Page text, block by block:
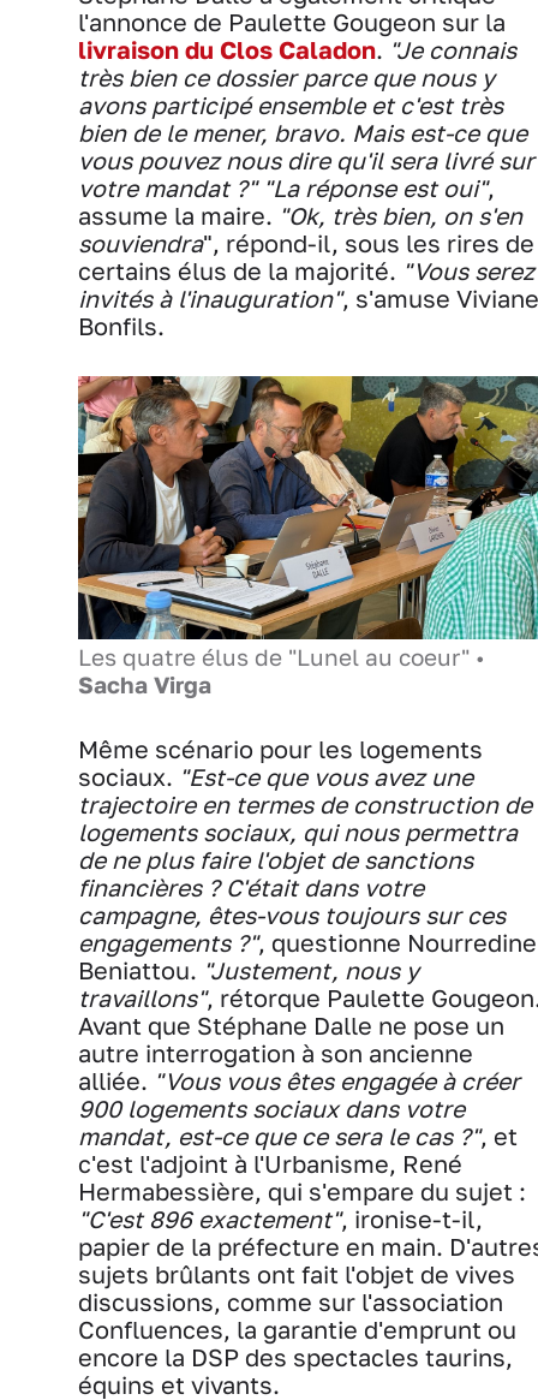
l'annonce de Paulette Gougeon sur la
livraison du Clos Caladon. "Je connais
très bien ce dossier parce que nous y
avons participé ensemble et c'est très
bien de le mener, bravo. Mais est-ce que
vous pouvez nous dire qu'il sera livré sur
votre mandat ?" "La réponse est oui",
assume la maire. "Ok, très bien, on s'en
souviendra", répond-il, sous les rires de
certains élus de la majorité. "Vous serez
invités à l'inauguration", s'amuse Viviane
Bonfils.
Les quatre élus de "Lunel au coeur" •
Sacha Virga
Même scénario pour les logements
sociaux. "Est-ce que vous avez une
trajectoire en termes de construction de
logements sociaux, qui nous permettra
de ne plus faire l'objet de sanctions
financières ? C'était dans votre
campagne, êtes-vous toujours sur ces
engagements ?", questionne Nourredine
Beniattou. "Justement, nous y
travaillons", rétorque Paulette
Avant que Stéphane Dalle ne pose un
autre interrogation à son ancienne
alliée. "Vous vous êtes engagée à créer
900 logements sociaux dans votre
mandat, est-ce que ce sera le cas ?", et
c'est l'adjoint à l'Urbanisme, René
Hermabessière, qui s'empare du sujet :
"C'est 896 exactement", ironise-t-il,
papier de la préfecture en main.
sujets brûlants ont fait l'objet de vives
discussions, comme sur l'association
Confluences, la garantie d'emprunt ou
encore la DSP des spectacles taurins,
équins et vivants.